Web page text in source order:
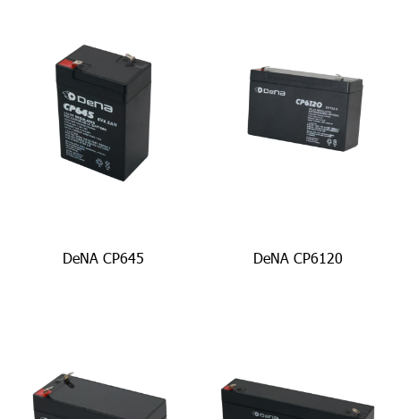
DeNA CP645 DeNA CP6120